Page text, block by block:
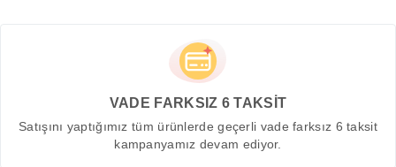
VADE FARKSIZ 6 TAKSİT
Satışını yaptığımız tüm ürünlerde geçerli vade farksız 6 taksit
kampanyamız devam ediyor.